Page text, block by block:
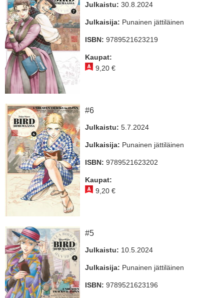
Julkaistu: 30.8.2024
Julkaisija: Punainen jättiläinen
ISBN: 9789521623219
Kaupat:
9,20 €
#6
Julkaistu: 5.7.2024
Julkaisija: Punainen jättiläinen
ISBN: 9789521623202
Kaupat:
9,20 €
#5
Julkaistu: 10.5.2024
Julkaisija: Punainen jättiläinen
ISBN: 9789521623196